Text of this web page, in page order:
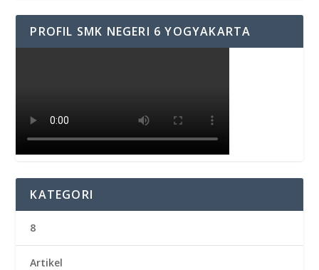
PROFIL SMK NEGERI 6 YOGYAKARTA
KATEGORI
8
Artikel